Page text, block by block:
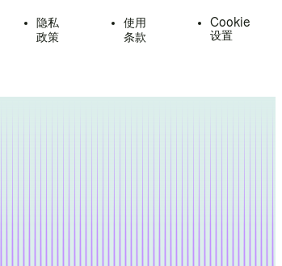
隐私
政策
使用
条款
Cookie
设置